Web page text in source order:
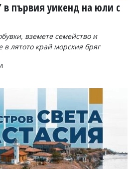
в първия уикенд на юли с
вземете семейство и
в лятото край морския бряг